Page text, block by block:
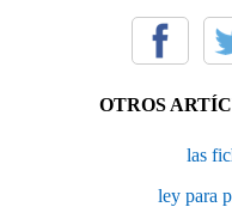
OTROS
las
ley para